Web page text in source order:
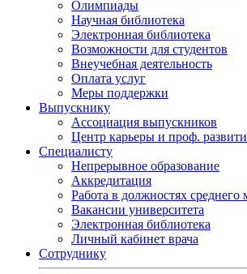
Олимпиады
Научная библиотека
Электронная библиотека
Возможности для студентов
Внеучебная деятельность
Оплата услуг
Меры поддержки
Выпускнику
Ассоциация выпускников
Центр карьеры и проф.
Специалисту
Непрерывное образование
Аккредитация
Работа в должностях среднего
Вакансии университета
Электронная библиотека
Личный кабинет врача
Сотруднику